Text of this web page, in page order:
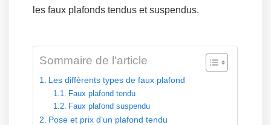
les faux plafonds tendus et suspendus.
Sommaire de l'article
Les différents types de faux plafond
Faux plafond tendu
Faux plafond suspendu
Pose et prix d’un plafond tendu